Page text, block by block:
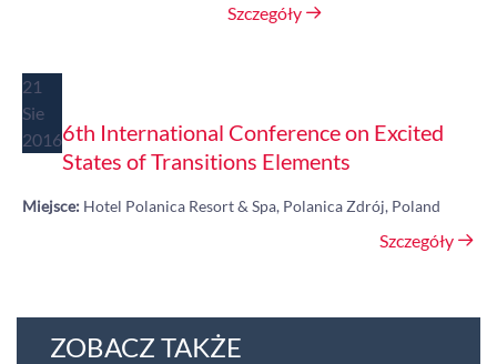
Szczegóły
21
Sie
20166th International Conference on Excited
States of Transitions Elements
Miejsce: Hotel Polanica Resort & Spa, Polanica Zdrój, Poland
Szczegóły
ZOBACZ TAKŻE